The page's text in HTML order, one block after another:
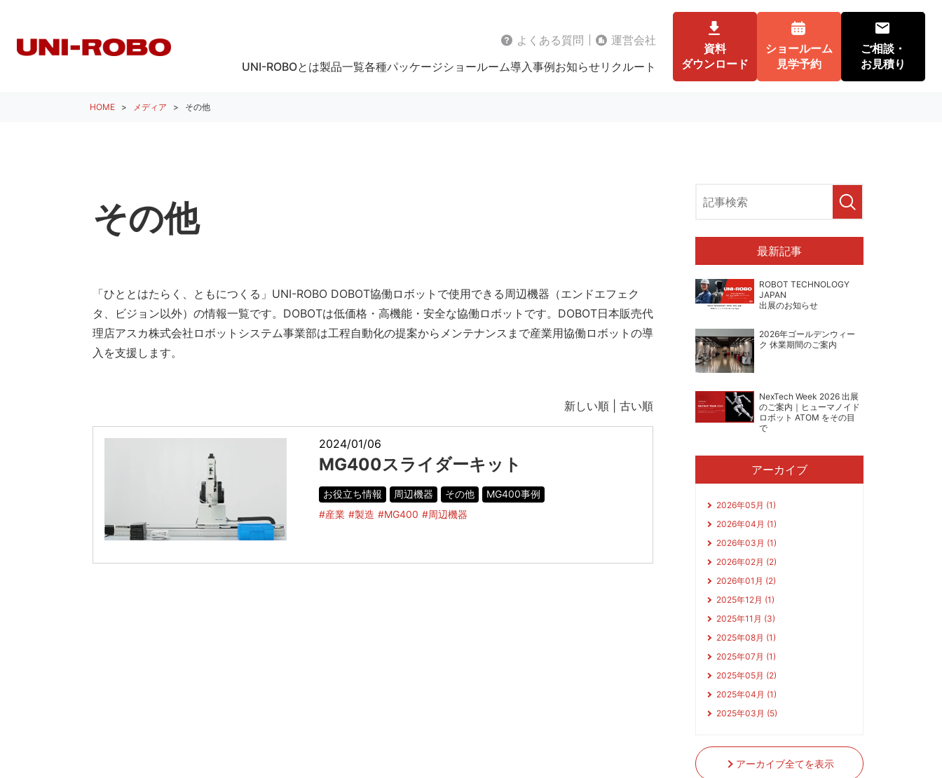
よくある質問
運営会社
UNI-ROBOとは製品一覧各種パッケージショールーム導入事例お知らせリクルート
資料
ダウンロード
ショールーム
見学予約
ご相談・
お見積り
HOME メディア その他
その他
「ひととはたらく、ともにつくる」UNI-ROBO DOBOT協働ロボットで使用できる周辺機器（エンドエフェク
タ、ビジョン以外）の情報一覧です。DOBOTは低価格・高機能・安全な協働ロボットです。DOBOT日本販売代
理店アスカ株式会社ロボットシステム事業部は工程自動化の提案からメンテナンスまで産業用協働ロボットの導
入を支援します。
新しい順 | 古い順
2024/01/06
MG400スライダーキット
お役立ち情報 周辺機器 その他
MG400事例
#産業 #製造 #MG400 #周辺機器
最新記事
ROBOT TECHNOLOGY
JAPAN
出展のお知らせ
2026年ゴールデンウィー
ク 休業期間のご案内
NexTech Week 2026 出展
のご案内｜ヒューマノイド
ロボット ATOM をその目
で
アーカイブ
2026年05月 (1)
2026年04月 (1)
2026年03月 (1)
2026年02月 (2)
2026年01月 (2)
2025年12月 (1)
2025年11月 (3)
2025年08月 (1)
2025年07月 (1)
2025年05月 (2)
2025年04月 (1)
2025年03月 (5)
アーカイブ全てを表示